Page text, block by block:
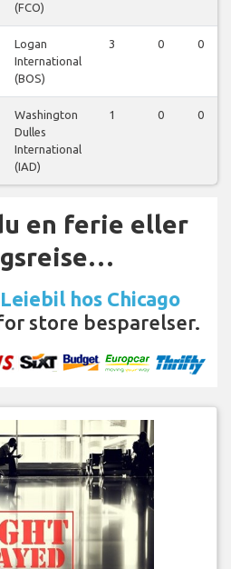
(FCO)
Logan
International
(BOS)
3 0 0
Washington
Dulles
International
(IAD)
1 0 0
en ferie eller
Leiebil hos Chicago
store besparelser.